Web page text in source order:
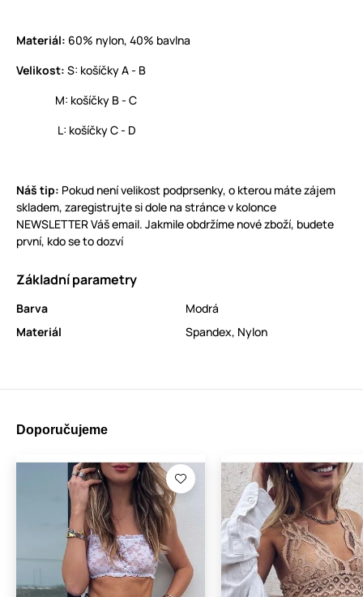
Materiál: 60% nylon, 40% bavlna
Velikost: S: košíčky A - B
M: košíčky B - C
L: košíčky C - D
Náš tip: Pokud není velikost podprsenky, o kterou máte zájem
skladem, zaregistrujte si dole na stránce v kolonce
NEWSLETTER Váš email. Jakmile obdržíme nové zboží, budete
první, kdo se to dozví
Základní parametry
Barva
Modrá
Materiál
Spandex, Nylon
Doporučujeme